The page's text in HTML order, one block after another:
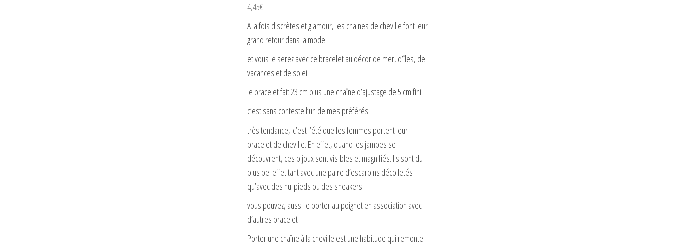
4,45€
A la fois discrètes et glamour, les chaines de cheville font leur
grand retour dans la mode.
et vous le serez avec ce bracelet au décor de mer, d’îles, de
vacances et de soleil
le bracelet fait 23 cm plus une chaîne d’ajustage de 5 cm fini
c’est sans conteste l’un de mes préférés
très tendance, c’est l’été que les femmes portent leur
bracelet de cheville. En effet, quand les jambes se
découvrent, ces bijoux sont visibles et magnifiés. Ils sont du
plus bel effet tant avec une paire d’escarpins décolletés
qu’avec des nu-pieds ou des sneakers.
vous pouvez, aussi le porter au poignet en association avec
d’autres bracelet
Porter une chaîne à la cheville est une habitude qui remonte